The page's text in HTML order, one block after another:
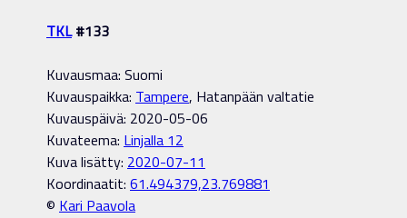
TKL#133
Kuvausmaa: Suomi
Kuvauspaikka: Tampere, Hatanpään valtatie
Kuvauspäivä: 2020-05-06
Kuvateema: Linjalla 12
Kuva lisätty: 2020-07-11
Koordinaatit: 61.494379,23.769881
© Kari Paavola